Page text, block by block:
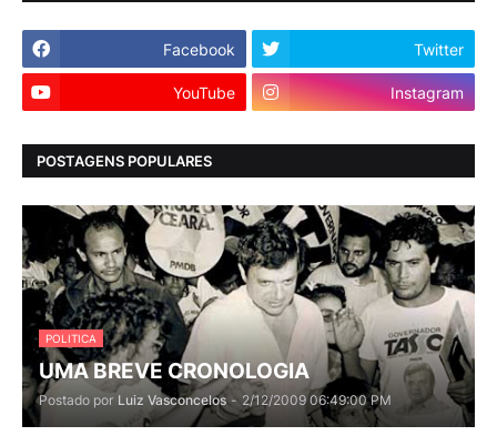
Facebook Twitter
YouTube Instagram
POSTAGENS POPULARES
POLITICA
UMA BREVE CRONOLOGIA
Postado por Luiz Vasconcelos - 2/12/2009 06:49:00 PM